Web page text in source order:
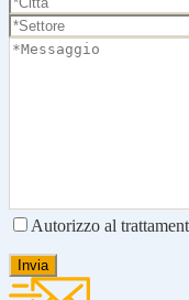
Autorizzo al